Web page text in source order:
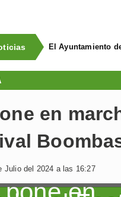
en
Julio del 2024 a las 16:27